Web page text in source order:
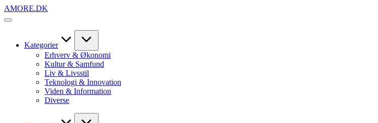
Skip
to
AMORE.DK
For
Kategorier
Erhverv & Økonomi
Kultur & Samfund
Liv & Livsstil
Teknologi & Innovation
Viden & Information
Diverse